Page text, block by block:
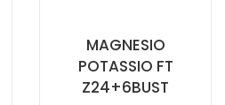
MAGNESIO
POTASSIO FT
Z24+6BUST